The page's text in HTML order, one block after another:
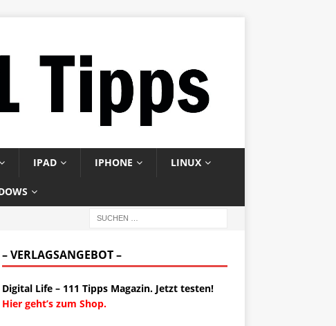
IPAD IPHONE LINUX
– VERLAGSANGEBOT –
Digital Life – 111 Tipps Magazin. Jetzt testen!
Hier geht’s zum Shop.